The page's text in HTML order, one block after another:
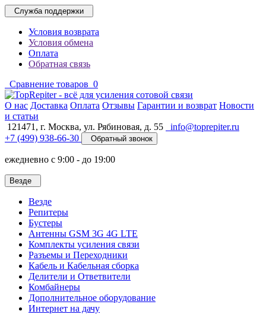
Служба поддержки
Условия возврата
Условия обмена
Оплата
Обратная связь
Сравнение товаров 0
O нас Доставка Оплата Отзывы Гарантии и возврат Новости
и статьи
121471, г. Москва, ул. Рябиновая, д. 55
info@toprepiter.ru
+7 (499) 938-66-30
Обратный звонок
ежедневно с 9:00 - до 19:00
Везде
Везде
Репитеры
Бустеры
Антенны GSM 3G 4G LTE
Комплекты усиления связи
Разъемы и Переходники
Кабель и Кабельная сборка
Делители и Ответвители
Комбайнеры
Дополнительное оборудование
Интернет на дачу